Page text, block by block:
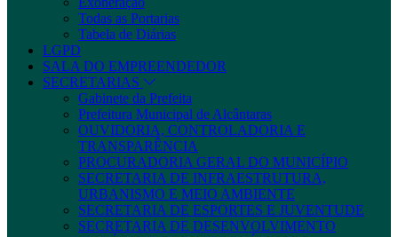
Todas as Portarias
Tabela de Diárias
LGPD
SALA DO EMPREENDEDOR
SECRETARIAS
Gabinete da Prefeita
Prefeitura Municipal de Alcântaras
OUVIDORIA, CONTROLADORIA E
TRANSPARÊNCIA
PROCURADORIA GERAL DO MUNICÍPIO
SECRETARIA DE INFRAESTRUTURA,
URBANISMO E MEIO AMBIENTE
SECRETARIA DE ESPORTES E JUVENTUDE
SECRETARIA DE DESENVOLVIMENTO